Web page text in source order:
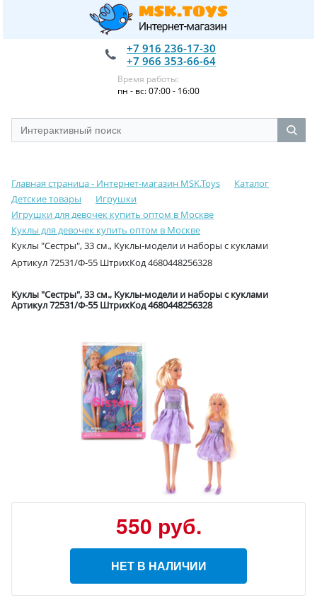
+7 916 236-17-30
+7 966 353-66-64
Время работы:
пн - вс: 07:00 - 16:00
Главная страница - Интернет-магазин MSK.Toys
Каталог
Детские товары
Игрушки
Игрушки для девочек купить оптом в Москве
Куклы для девочек купить оптом в Москве
Куклы "Сестры", 33 см., Куклы-модели и наборы с куклами
Артикул 72531/Ф-55 ШтрихКод 4680448256328
Куклы "Сестры", 33 см., Куклы-модели и наборы с куклами
Артикул 72531/Ф-55 ШтрихКод 4680448256328
550 руб.
НЕТ В НАЛИЧИИ